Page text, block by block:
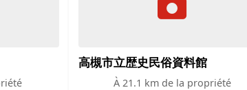
高槻市立歴史民俗資料館
À 21.1 km de la propriété